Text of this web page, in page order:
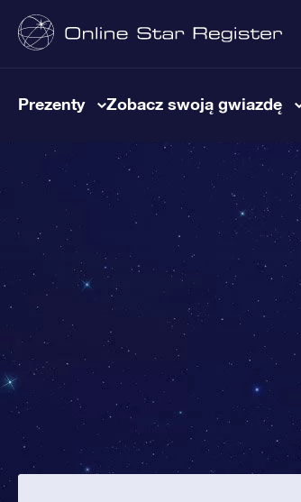
Prezenty Zobacz swoją gwiazdę